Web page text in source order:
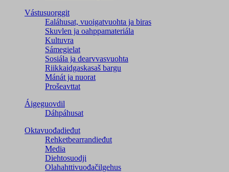
Vástusuorggit
Ealáhusat, vuoigatvuohta ja biras
Skuvlen ja oahppamateriála
Kultuvra
Sámegielat
Sosiála ja dearvvasvuohta
Riikkaidgaskasaš bargu
Mánát ja nuorat
Prošeavttat
Áigeguovdil
Dáhpáhusat
Oktavuođadieđut
Rehketbearrandieđut
Media
Diehtosuodji
Olahahttivuođačilgehus